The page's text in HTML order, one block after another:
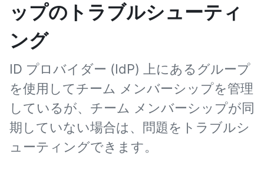
ップのトラブルシューティ
ング
ID プロバイダー (IdP) 上にあるグループ
を使用してチーム メンバーシップを管理
しているが、チーム メンバーシップが同
期していない場合は、問題をトラブルシ
ューティングできます。